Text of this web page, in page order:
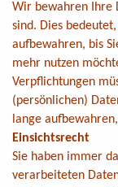
Wir bewahren Ihre
sind. Dies
aufbewahren, bis
mehr nutzen
Verpflichtungen
(persönlichen)
lange
Einsichtsrecht
Sie haben immer
verarbeiteten